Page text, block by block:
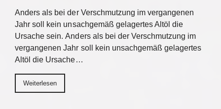
Anders als bei der Verschmutzung im vergangenen
Jahr soll kein unsachgemäß gelagertes Altöl die
Ursache sein. Anders als bei der Verschmutzung im
vergangenen Jahr soll kein unsachgemäß gelagertes
Altöl die Ursache…
Weiterlesen